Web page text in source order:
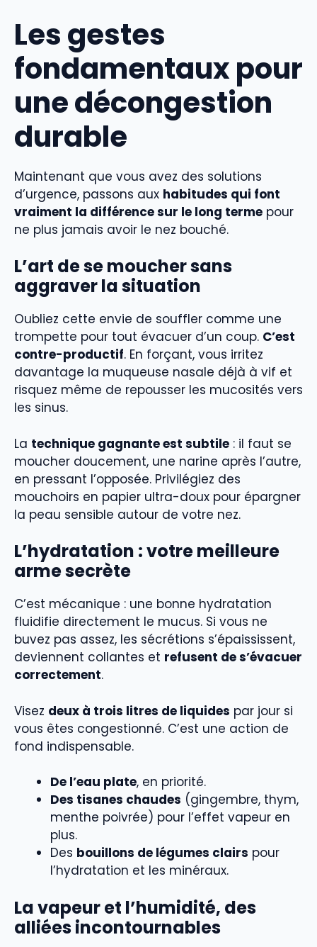
Les gestes
fondamentaux pour
une décongestion
durable
Maintenant que vous avez des solutions
d’urgence, passons aux habitudes qui font
vraiment la différence sur le long terme pour
ne plus jamais avoir le nez bouché.
L’art de se moucher sans
aggraver la situation
Oubliez cette envie de souffler comme une
trompette pour tout évacuer d’un coup. C’est
contre-productif. En forçant, vous irritez
davantage la muqueuse nasale déjà à vif et
risquez même de repousser les mucosités vers
les sinus.
La technique gagnante est subtile : il faut se
moucher doucement, une narine après l’autre,
en pressant l’opposée. Privilégiez des
mouchoirs en papier ultra-doux pour épargner
la peau sensible autour de votre nez.
L’hydratation : votre meilleure
arme secrète
C’est mécanique : une bonne hydratation
fluidifie directement le mucus. Si vous ne
buvez pas assez, les sécrétions s’épaississent,
deviennent collantes et refusent de s’évacuer
correctement.
Visez deux à trois litres de liquides par jour si
vous êtes congestionné. C’est une action de
fond indispensable.
De l’eau plate, en priorité.
Des tisanes chaudes (gingembre, thym,
menthe poivrée) pour l’effet vapeur en
plus.
Des bouillons de légumes clairs pour
l’hydratation et les minéraux.
La vapeur et l’humidité, des
alliées incontournables